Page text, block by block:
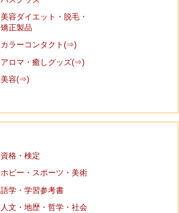
美容ダイエット・脱毛・
矯正製品
カラーコンタクト(⇒)
アロマ・癒しグッズ(⇒)
美容(⇒)
資格・検定
ホビー・スポーツ・美術
語学・学習参考書
人文・地歴・哲学・社会